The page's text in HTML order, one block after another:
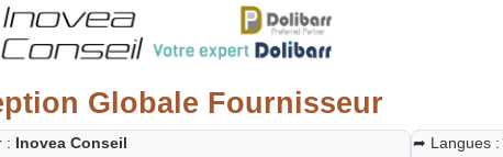
Globale Fournisseur
: Inovea Conseil ➦ Langues :